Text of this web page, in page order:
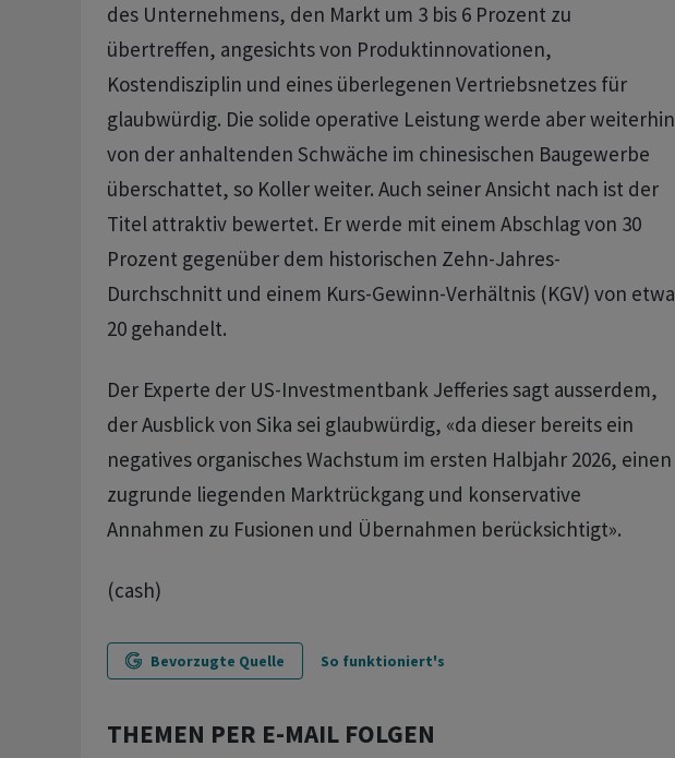
des Unternehmens, den Markt um 3 bis 6 Prozent zu
übertreffen, angesichts von Produktinnovationen,
Kostendisziplin und eines überlegenen Vertriebsnetzes für
glaubwürdig. Die solide operative Leistung werde aber weiterhin
von der anhaltenden Schwäche im chinesischen Baugewerbe
überschattet, so Koller weiter. Auch seiner Ansicht nach ist der
Titel attraktiv bewertet. Er werde mit einem Abschlag von 30
Prozent gegenüber dem historischen Zehn-Jahres-
Durchschnitt und einem Kurs-Gewinn-Verhältnis (KGV) von etwa
20 gehandelt.
Der Experte der US-Investmentbank Jefferies sagt ausserdem,
der Ausblick von Sika sei glaubwürdig, «da dieser bereits ein
negatives organisches Wachstum im ersten Halbjahr 2026, einen
zugrunde liegenden Marktrückgang und konservative
Annahmen zu Fusionen und Übernahmen berücksichtigt».
(cash)
Bevorzugte Quelle So funktioniert's
THEMEN PER E-MAIL FOLGEN